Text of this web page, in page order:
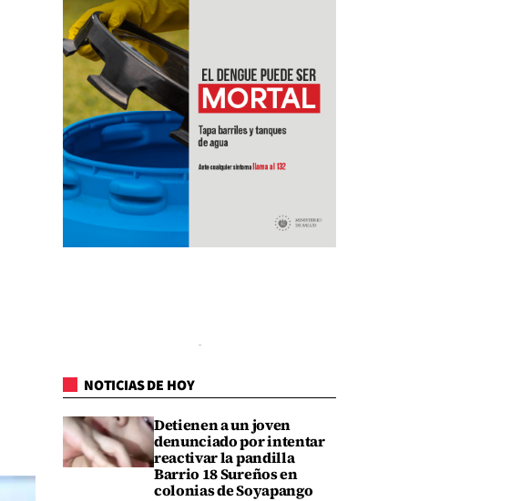
NOTICIAS DE HOY
Detienen a un joven
denunciado por intentar
reactivar la pandilla
Barrio 18 Sureños en
colonias de Soyapango